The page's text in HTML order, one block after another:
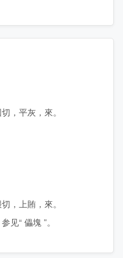
，平灰，來。
，上賄，來。
见“ 儡塊 ”。